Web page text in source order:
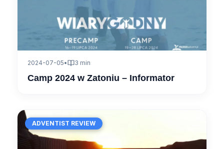
2024-07-05• 3 min
Camp 2024 w Zatoniu – Informator
ADVENTIST REVIEW